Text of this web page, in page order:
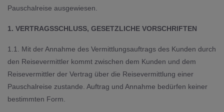
Pauschalreise ausgewiesen.
1. VERTRAGSSCHLUSS, GESETZLICHE VORSCHRIFTEN
1.1. Mit der Annahme des Vermittlungsauftrags des Kunden durch
den Reisevermittler kommt zwischen dem Kunden und dem
Reisevermittler der Vertrag über die Reisevermittlung einer
Pauschalreise zu­stande. Auftrag und Annahme bedürfen keiner
bestimmten Form.